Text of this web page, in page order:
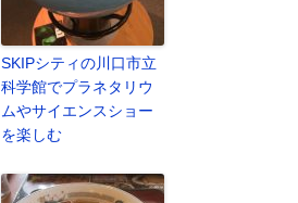
SKIPシティの川口市立
科学館でプラネタリウ
ムやサイエンスショー
を楽しむ